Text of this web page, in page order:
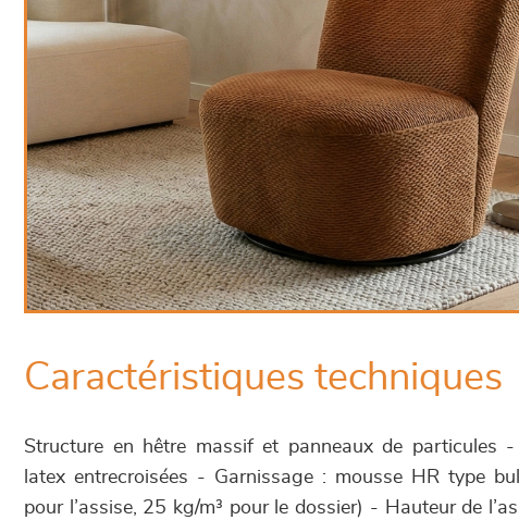
Caractéristiques techniques
Structure en hêtre massif et panneaux de particules
latex entrecroisées - Garnissage : mousse HR type
pour l’assise, 25 kg/m³ pour le dossier) - Hauteur de